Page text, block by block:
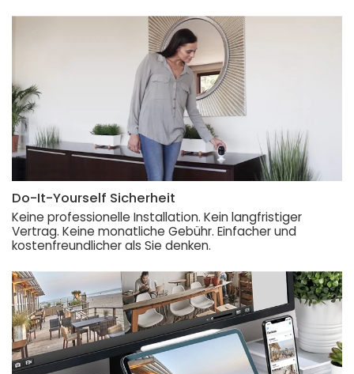
Do-It-Yourself Sicherheit
Keine professionelle Installation. Kein langfristiger
Vertrag. Keine monatliche Gebühr. Einfacher und
kostenfreundlicher als Sie denken.